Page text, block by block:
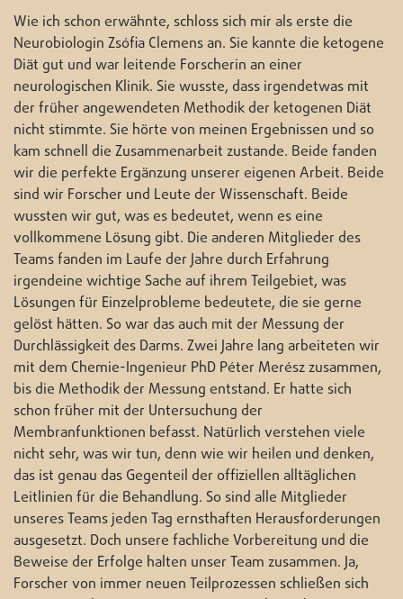
Wie ich schon erwähnte, schloss sich mir als erste die
Neurobiologin Zsófia Clemens an. Sie kannte die ketogene
Diät gut und war leitende Forscherin an einer
neurologischen Klinik. Sie wusste, dass irgendetwas mit
der früher angewendeten Methodik der ketogenen Diät
nicht stimmte. Sie hörte von meinen Ergebnissen und so
kam schnell die Zusammenarbeit zustande. Beide fanden
wir die perfekte Ergänzung unserer eigenen Arbeit. Beide
sind wir Forscher und Leute der Wissenschaft. Beide
wussten wir gut, was es bedeutet, wenn es eine
vollkommene Lösung gibt. Die anderen Mitglieder des
Teams fanden im Laufe der Jahre durch Erfahrung
irgendeine wichtige Sache auf ihrem Teilgebiet, was
Lösungen für Einzelprobleme bedeutete, die sie gerne
gelöst hätten. So war das auch mit der Messung der
Durchlässigkeit des Darms. Zwei Jahre lang arbeiteten wir
mit dem Chemie-Ingenieur PhD Péter Merész zusammen,
bis die Methodik der Messung entstand. Er hatte sich
schon früher mit der Untersuchung der
Membranfunktionen befasst. Natürlich verstehen viele
nicht sehr, was wir tun, denn wie wir heilen und denken,
das ist genau das Gegenteil der offiziellen alltäglichen
Leitlinien für die Behandlung. So sind alle Mitglieder
unseres Teams jeden Tag ernsthaften Herausforderungen
ausgesetzt. Doch unsere fachliche Vorbereitung und die
Beweise der Erfolge halten unser Team zusammen. Ja,
Forscher von immer neuen Teilprozessen schließen sich